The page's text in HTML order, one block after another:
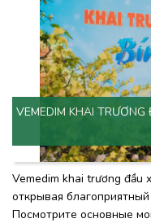
VEMEDIM KHAI
Vemedim khai trương đầu
открывая
Посмотрите основные